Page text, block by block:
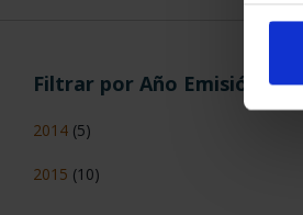
Filtrar por Año Emisión
2014 (5)
2015 (10)